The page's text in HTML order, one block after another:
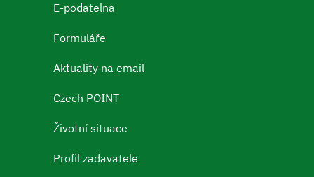
E-podatelna
Formuláře
Aktuality na email
Czech POINT
Životní situace
Profil zadavatele